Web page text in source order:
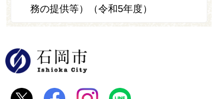
務の提供等）（令和5年度）